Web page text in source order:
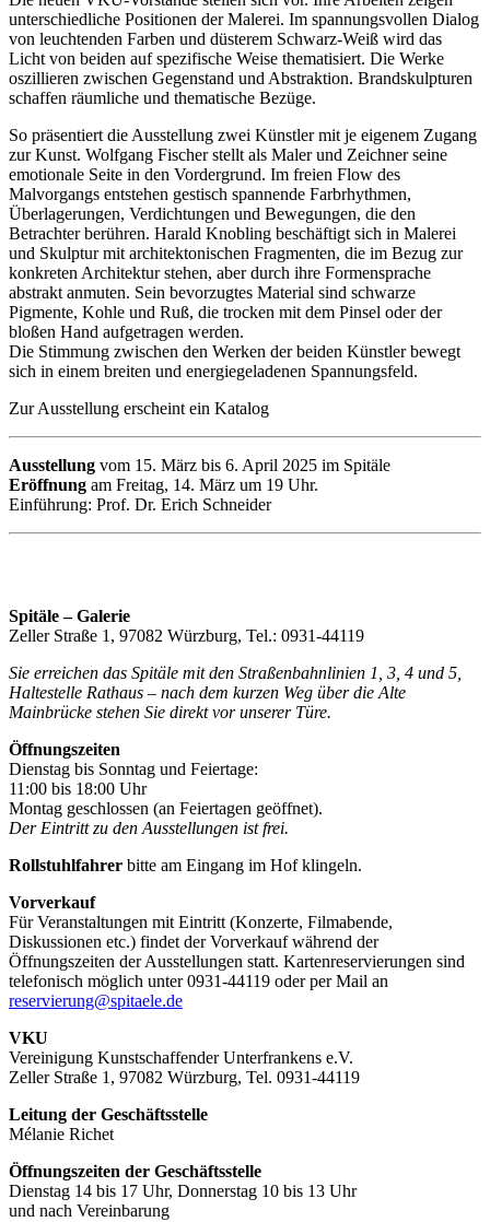
unterschiedliche Positionen der Malerei. Im spannungsvollen Dialog
von leuchtenden Farben und düsterem Schwarz-Weiß wird das
Licht von beiden auf spezifische Weise thematisiert. Die Werke
oszillieren zwischen Gegenstand und Abstraktion. Brandskulpturen
schaffen räumliche und thematische Bezüge.
So präsentiert die Ausstellung zwei Künstler mit je eigenem Zugang
zur Kunst. Wolfgang Fischer stellt als Maler und Zeichner seine
emotionale Seite in den Vordergrund. Im freien Flow des
Malvorgangs entstehen gestisch spannende Farbrhythmen,
Überlagerungen, Verdichtungen und Bewegungen, die den
Betrachter berühren. Harald Knobling beschäftigt sich in Malerei
und Skulptur mit architektonischen Fragmenten, die im Bezug zur
konkreten Architektur stehen, aber durch ihre Formensprache
abstrakt anmuten. Sein bevorzugtes Material sind schwarze
Pigmente, Kohle und Ruß, die trocken mit dem Pinsel oder der
bloßen Hand aufgetragen werden.
Die Stimmung zwischen den Werken der beiden Künstler bewegt
sich in einem breiten und energiegeladenen Spannungsfeld.
Zur Ausstellung erscheint ein Katalog
Ausstellung vom 15. März bis 6. April 2025 im Spitäle
Eröffnung am Freitag, 14. März um 19 Uhr.
Einführung: Prof. Dr. Erich Schneider
Spitäle – Galerie
Zeller Straße 1, 97082 Würzburg, Tel.: 0931-44119
Sie erreichen das Spitäle mit den Straßenbahnlinien 1, 3, 4 und 5,
Haltestelle Rathaus – nach dem kurzen Weg über die Alte
Mainbrücke stehen Sie direkt vor unserer Türe.
Öffnungszeiten
Dienstag bis Sonntag und Feiertage:
11:00 bis 18:00 Uhr
Montag geschlossen (an Feiertagen geöffnet).
Der Eintritt zu den Ausstellungen ist frei.
Rollstuhlfahrer bitte am Eingang im Hof klingeln.
Vorverkauf
Für Veranstaltungen mit Eintritt (Konzerte, Filmabende,
Diskussionen etc.) findet der Vorverkauf während der
Öffnungszeiten der Ausstellungen statt. Kartenreservierungen sind
telefonisch möglich unter 0931-44119 oder per Mail an
reservierung@spitaele.de
VKU
Vereinigung Kunstschaffender Unterfrankens e.V.
Zeller Straße 1, 97082 Würzburg, Tel. 0931-44119
Leitung der Geschäftsstelle
Mélanie Richet
Öffnungszeiten der Geschäftsstelle
Dienstag 14 bis 17 Uhr, Donnerstag 10 bis 13 Uhr
und nach Vereinbarung